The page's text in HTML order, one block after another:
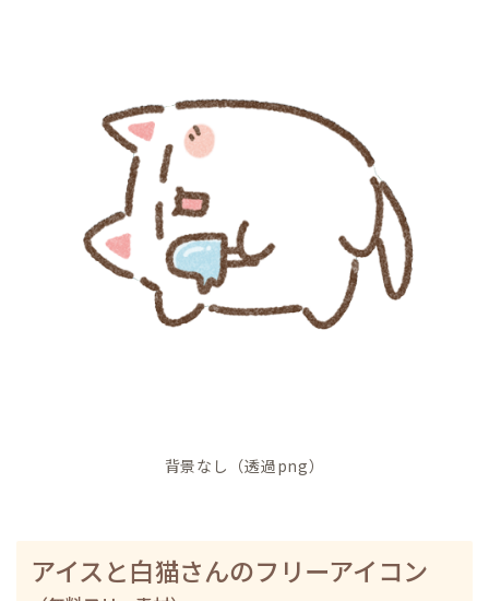
背景なし（透過png）
アイスと白猫さんのフリーアイコン